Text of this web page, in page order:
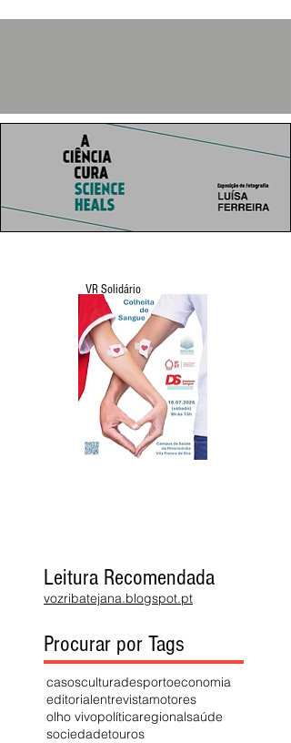
VR Solidário
Leitura Recomendada
vozribatejana.blogspot.pt
Procurar por Tags
casosculturadesportoeconomia
editorialentrevistamotores
olho vivopolíticaregionalsaúde
sociedadetouros